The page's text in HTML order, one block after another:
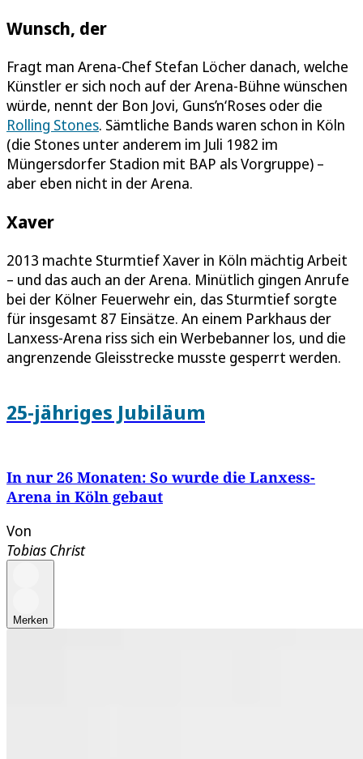
Wunsch, der
Fragt man Arena-Chef Stefan Löcher danach, welche
Künstler er sich noch auf der Arena-Bühne wünschen
würde, nennt der Bon Jovi, Guns’n‘Roses oder die
Rolling Stones. Sämtliche Bands waren schon in Köln
(die Stones unter anderem im Juli 1982 im
Müngersdorfer Stadion mit BAP als Vorgruppe) –
aber eben nicht in der Arena.
Xaver
2013 machte Sturmtief Xaver in Köln mächtig Arbeit
– und das auch an der Arena. Minütlich gingen Anrufe
bei der Kölner Feuerwehr ein, das Sturmtief sorgte
für insgesamt 87 Einsätze. An einem Parkhaus der
Lanxess-Arena riss sich ein Werbebanner los, und die
angrenzende Gleisstrecke musste gesperrt werden.
25-jähriges Jubiläum
In nur 26 Monaten: So wurde die Lanxess-
Arena in Köln gebaut
Von
Tobias Christ
Merken